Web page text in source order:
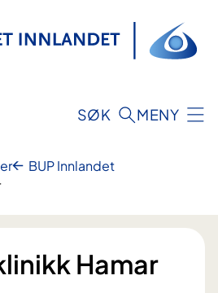
SØK MENY
BUP Innlandet
Hamar